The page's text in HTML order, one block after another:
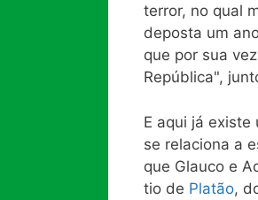
terror, no qual
deposta um
que por sua
República",
E aqui já
se relaciona a
que Glauco e
tio de Platão,